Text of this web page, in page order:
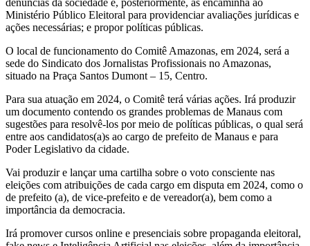
Ministério Público Eleitoral para providenciar avaliações jurídicas e
ações necessárias; e propor políticas públicas.
O local de funcionamento do Comitê Amazonas, em 2024, será a
sede do Sindicato dos Jornalistas Profissionais no Amazonas,
situado na Praça Santos Dumont – 15, Centro.
Para sua atuação em 2024, o Comitê terá várias ações. Irá produzir
um documento contendo os grandes problemas de Manaus com
sugestões para resolvê-los por meio de políticas públicas, o qual será
entre aos candidatos(a)s ao cargo de prefeito de Manaus e para
Poder Legislativo da cidade.
Vai produzir e lançar uma cartilha sobre o voto consciente nas
eleições com atribuições de cada cargo em disputa em 2024, como o
de prefeito (a), de vice-prefeito e de vereador(a), bem como a
importância da democracia.
Irá promover cursos online e presenciais sobre propaganda eleitoral,